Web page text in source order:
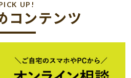
UP!
コンテンツ